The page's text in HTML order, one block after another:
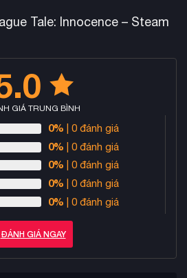
Tale: Innocence – Steam
GIÁ TRUNG BÌNH
0% | 0 đánh giá
0% | 0 đánh giá
0% | 0 đánh giá
0% | 0 đánh giá
0% | 0 đánh giá
ĐÁNH GIÁ NGAY